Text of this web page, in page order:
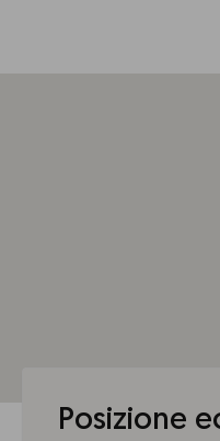
Posizione